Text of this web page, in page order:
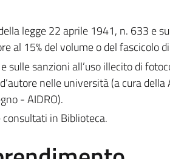
legge 22 aprile 1941, n. 633 e
al 15% del volume o del fascicolo
sanzioni all’uso illecito di
nelle università (a cura
- AIDRO).
in Biblioteca.